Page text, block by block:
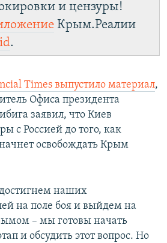
и цензуры!
Крым.Реалии
.
Times выпустило материал,
Офиса президента
заявил, что Киев
с Россией до того, как
освобождать Крым
наших
на поле боя и выйдем на
– мы готовы начать
и обсудить этот вопрос. Но